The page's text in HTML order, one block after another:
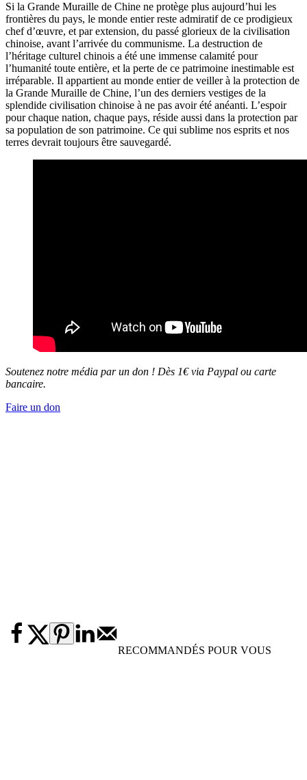
Si la Grande Muraille de Chine ne protège plus aujourd’hui les
frontières du pays, le monde entier reste admiratif de ce prodigieux
chef d’œuvre, et par extension, du passé glorieux de la civilisation
chinoise, avant l’arrivée du communisme. La destruction de
l’héritage culturel chinois a été une immense calamité pour
l’humanité toute entière, et la perte de ce patrimoine inestimable est
irréparable. Il appartient au monde entier de veiller à la protection de
la Grande Muraille de Chine, l’un des derniers vestiges de la
splendide civilisation chinoise à ne pas avoir été anéanti. L’espoir
pour chaque nation, chaque pays, réside aussi dans la protection par
sa population de son patrimoine. Ce qui sublime nos esprits et nos
terres devrait toujours être sauvegardé.
Soutenez notre média par un don ! Dès 1€ via Paypal ou carte
bancaire.
Faire un don
RECOMMANDÉS POUR VOUS